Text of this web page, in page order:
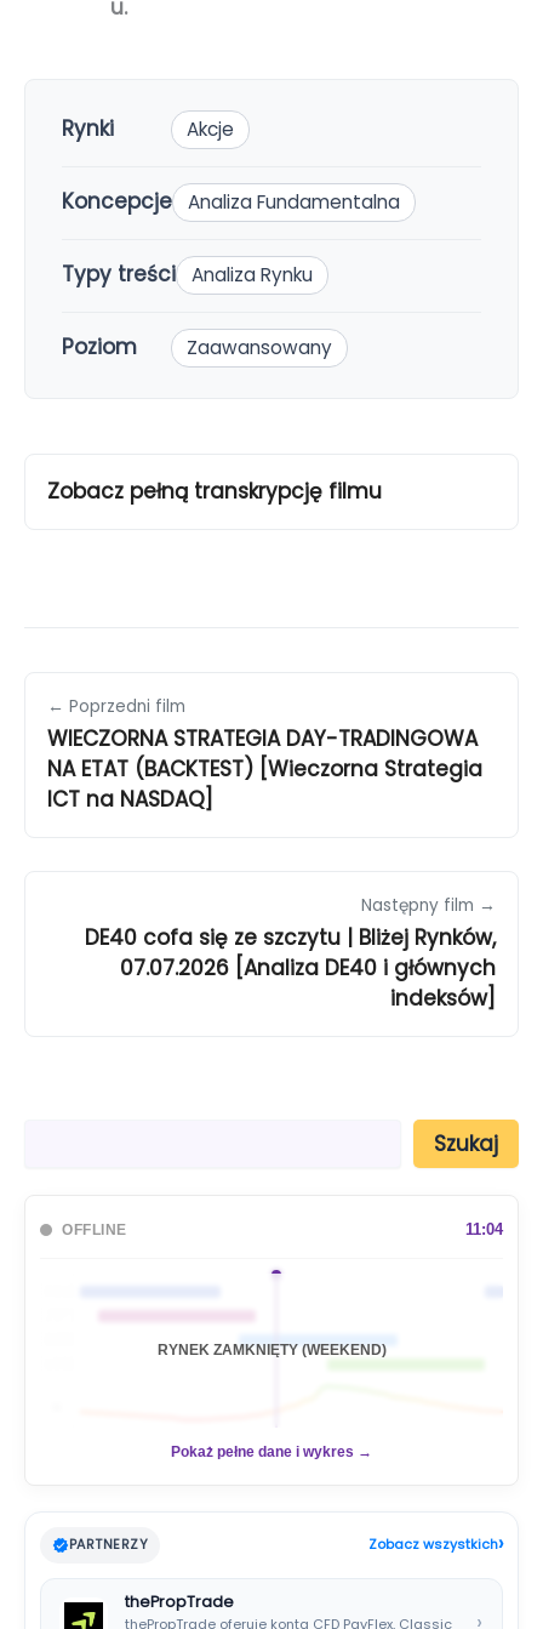
u.
Rynki Akcje
Koncepcje Analiza Fundamentalna
Typy treści Analiza Rynku
Poziom Zaawansowany
Zobacz pełną transkrypcję filmu
← Poprzedni film
WIECZORNA STRATEGIA DAY-TRADINGOWA
NA ETAT (BACKTEST) [Wieczorna Strategia
ICT na NASDAQ]
Następny film →
DE40 cofa się ze szczytu | Bliżej Rynków,
07.07.2026 [Analiza DE40 i głównych
indeksów]
Szukaj
OFFLINE 11:04
RYNEK ZAMKNIĘTY (WEEKEND)
Pokaż pełne dane i wykres →
PARTNERZY Zobacz wszystkich›
thePropTrade
thePropTrade oferuje konta CFD PayFlex, Classic ›